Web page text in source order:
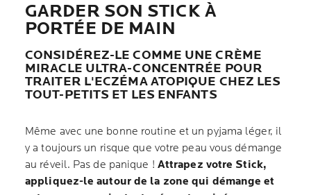
GARDER SON STICK À
PORTÉE DE MAIN
CONSIDÉREZ-LE COMME UNE CRÈME
MIRACLE ULTRA-CONCENTRÉE POUR
TRAITER L'ECZÉMA ATOPIQUE CHEZ LES
TOUT-PETITS ET LES ENFANTS
Même avec une bonne routine et un pyjama léger, il
y a toujours un risque que votre peau vous démange
au réveil. Pas de panique ! Attrapez votre Stick,
appliquez-le autour de la zone qui démange et